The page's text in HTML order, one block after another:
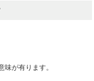
味が有ります。